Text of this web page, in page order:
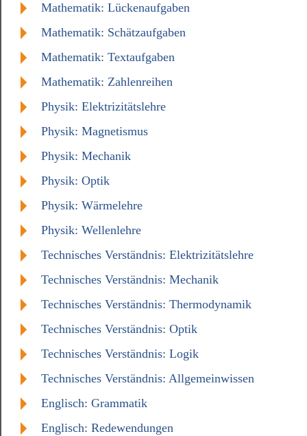
Mathematik: Lückenaufgaben
Mathematik: Schätzaufgaben
Mathematik: Textaufgaben
Mathematik: Zahlenreihen
Physik: Elektrizitätslehre
Physik: Magnetismus
Physik: Mechanik
Physik: Optik
Physik: Wärmelehre
Physik: Wellenlehre
Technisches Verständnis: Elektrizitätslehre
Technisches Verständnis: Mechanik
Technisches Verständnis: Thermodynamik
Technisches Verständnis: Optik
Technisches Verständnis: Logik
Technisches Verständnis: Allgemeinwissen
Englisch: Grammatik
Englisch: Redewendungen